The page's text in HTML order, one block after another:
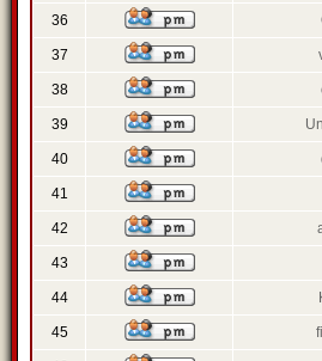
36
37
38
39
40
41
42
43
44
45